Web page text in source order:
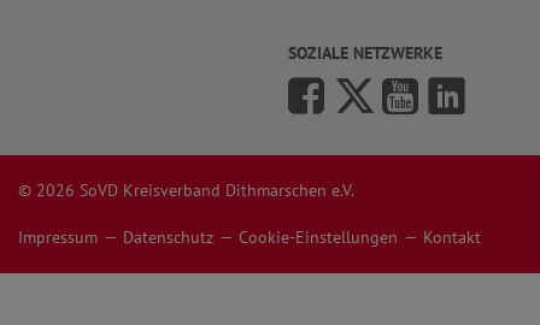
SOZIALE NETZWERKE
© 2026 SoVD Kreisverband Dithmarschen e.V.
Impressum Datenschutz Cookie-Einstellungen Kontakt